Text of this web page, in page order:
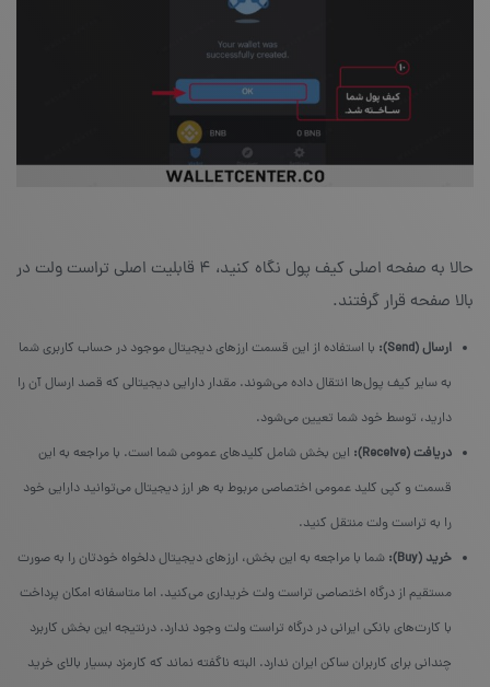
حالا به صفحه‌ اصلی کیف پول نگاه کنید، ۴ قابلیت اصلی تراست ولت در
بالا صفحه قرار گرفتند.
ارسال (Send):
با استفاده از این قسمت ارزهای دیجیتال موجود در حساب کاربری شما
به سایر کیف پول‌ها انتقال داده می‌شوند. مقدار دارایی دیجیتالی که قصد ارسال آن را
دارید، توسط خود شما تعیین می‌شود.
دریافت (Receive):
این بخش شامل کلید‌های عمومی شما است. با مراجعه به این
قسمت و کپی کلید عمومی اختصاصی مربوط به هر ارز دیجیتال می‌توانید دارایی خود
را به تراست ولت منتقل کنید.
خرید (Buy):
شما با مراجعه به این بخش، ارزهای دیجیتال دلخواه خودتان را به صورت
مستقیم از درگاه اختصاصی تراست ولت خریداری می‌کنید. اما متاسفانه امکان پرداخت
با کارت‌های بانکی ایرانی در درگاه تراست ولت وجود ندارد. درنتیجه این بخش کاربرد
چندانی برای کاربران ساکن ایران ندارد. البته ناگفته نماند که کارمزد بسیار بالای خرید